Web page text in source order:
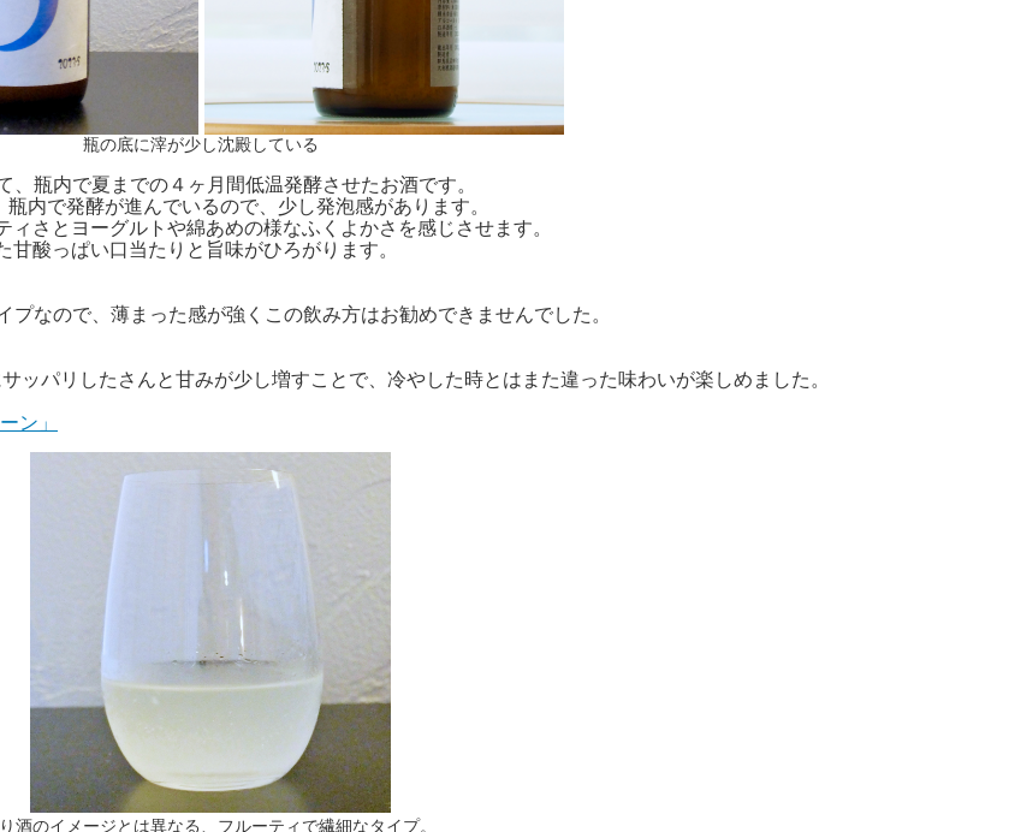
瓶の底に滓が少し沈殿している
瓶内で夏までの４ヶ月間低温発酵させたお酒です。
内で発酵が進んでいるので、少し発泡感があります。
さとヨーグルトや綿あめの様なふくよかさを感じさせます。
酸っぱい口当たりと旨味がひろがります。
なので、薄まった感が強くこの飲み方はお勧めできませんでした。
パリしたさんと甘みが少し増すことで、冷やした時とはまた違った味わいが楽しめました。
ン」
酒のイメージとは異なる、フルーティで繊細なタイプ。